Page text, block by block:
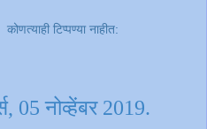
कोणत्याही टिप्पण्‍या नाहीत:
05 नोव्हेंबर 2019.